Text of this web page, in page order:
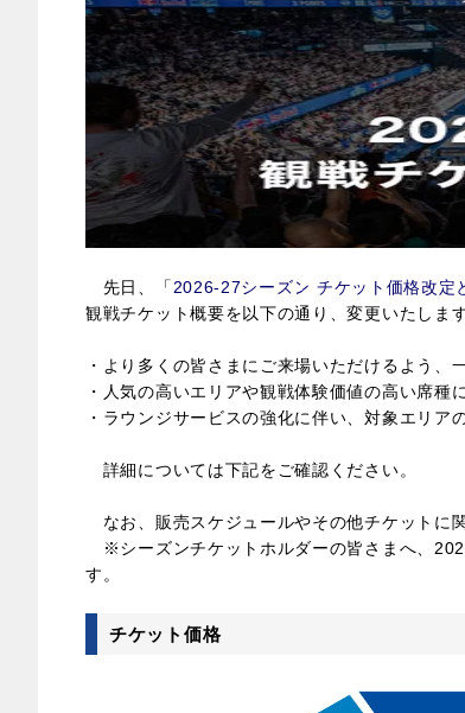
先日、「 2026-27シーズン チケット価格改定
観戦チケット概要を以下の通り、変更いたします
・より多くの皆さまにご来場いただけるよう、
・人気の高いエリアや観戦体験価値の高い席種
・ラウンジサービスの強化に伴い、対象エリア
詳細については下記をご確認ください。
なお、販売スケジュールやその他チケットに
※シーズンチケットホルダーの皆さまへ、
す。
チケット価格